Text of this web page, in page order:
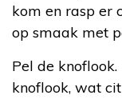
kom en rasp er
op smaak met
Pel de
knoflook, wat